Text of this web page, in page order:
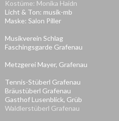
Kostüme: Monika Haidn
Licht & Ton: musik-mb
Maske: Salon Piller
Musikverein Schlag
Faschingsgarde Grafenau
Metzgerei Mayer, Grafenau
Tennis-Stüberl Grafenau
Bräustüberl Grafenau
Gasthof Lusenblick, Grüb
Waldlerstüberl Grafenau